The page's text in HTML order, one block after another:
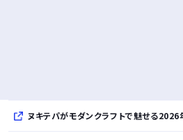
ヌキテパがモダンクラフトで魅せる2026年秋冬コレクションを発表 – インド・アムリ